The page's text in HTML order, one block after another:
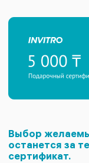
Выбор
останется за
сертификат.